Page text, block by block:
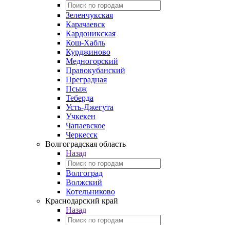
Зеленчукская
Карачаевск
Кардоникская
Кош-Хабль
Курджиново
Медногорский
Правокубанский
Преградная
Псыж
Теберда
Усть-Джегута
Учкекен
Чапаевское
Черкесск
Волгоградская область
Назад
Волгоград
Волжский
Котельниково
Краснодарский край
Назад